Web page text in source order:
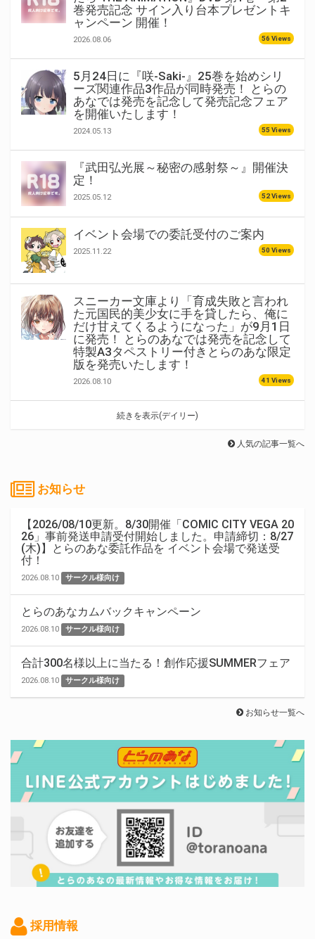
巻発売記念 サイン入り台本プレゼントキ
ャンペーン 開催！
2026.08.06 56 Views
5月24日に『咲-Saki-』25巻を始めシリ
ーズ関連作品3作品が同時発売！ とらの
あなでは発売を記念して発売記念フェア
を開催いたします！
2024.05.13 55 Views
『武田弘光展～秘密の感射祭～』開催決
定！
2025.05.12 52 Views
イベント会場での委託受付のご案内
2025.11.22 50 Views
スニーカー文庫より「育成失敗と言われ
た元国民的美少女に手を貸したら、俺に
だけ甘えてくるようになった」が9月1日
に発売！ とらのあなでは発売を記念して
特製A3タペストリー付きとらのあな限定
版を発売いたします！
2026.08.10 41 Views
続きを表示(デイリー)
人気の記事一覧へ
お知らせ
【2026/08/10更新。8/30開催「COMIC CITY VEGA 20
26」事前発送申請受付開始しました。申請締切：8/27
(木)】とらのあな委託作品を イベント会場で発送受
付！
2026.08.10 サークル様向け
とらのあなカムバックキャンペーン
2026.08.10 サークル様向け
合計300名様以上に当たる！創作応援SUMMERフェア
2026.08.10 サークル様向け
お知らせ一覧へ
採用情報